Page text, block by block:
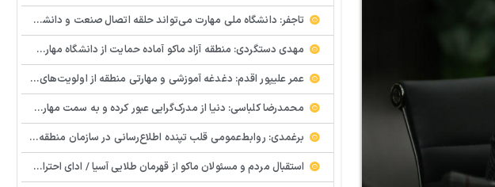
تاجفر: دانشگاه ملی مهارت می‌تواند حلقه اتصال صنعت و دانشگاه باشد
مهدی دستگردی: منطقه آزاد ماکو آماده حمایت از دانشگاه مهارت‌محور است
عمر علیپور اقدم: دغدغه آموزشی و مهارتی منطقه از اولویت‌های اصلی ماست
محمدرضا کلباسی: دنیا از مدرک‌گرایی عبور کرده و به سمت مهارت حرکت می‌کند
برغمدی: روابط‌عمومی قلب تپنده اطلاع‌رسانی در سازمان منطقه آزاد ماکو است
استقبال مردم و مسئولان ماکو از قهرمان طلایی آسیا / ادای احترام ابوالفضل پیشه‌ور به شهدای گمنام